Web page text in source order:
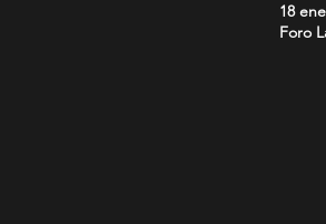
18
Foro